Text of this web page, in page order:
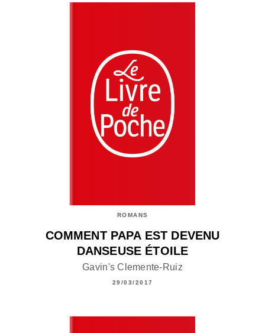
ROMANS
COMMENT PAPA EST DEVENU
DANSEUSE ÉTOILE
Gavin's Clemente-Ruiz
29/03/2017